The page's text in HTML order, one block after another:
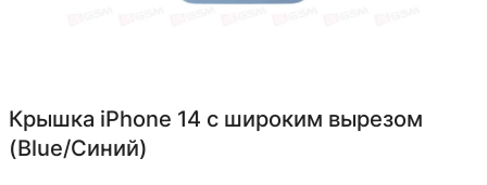
Крышка iPhone 14 с широким вырезом
(Blue/Синий)